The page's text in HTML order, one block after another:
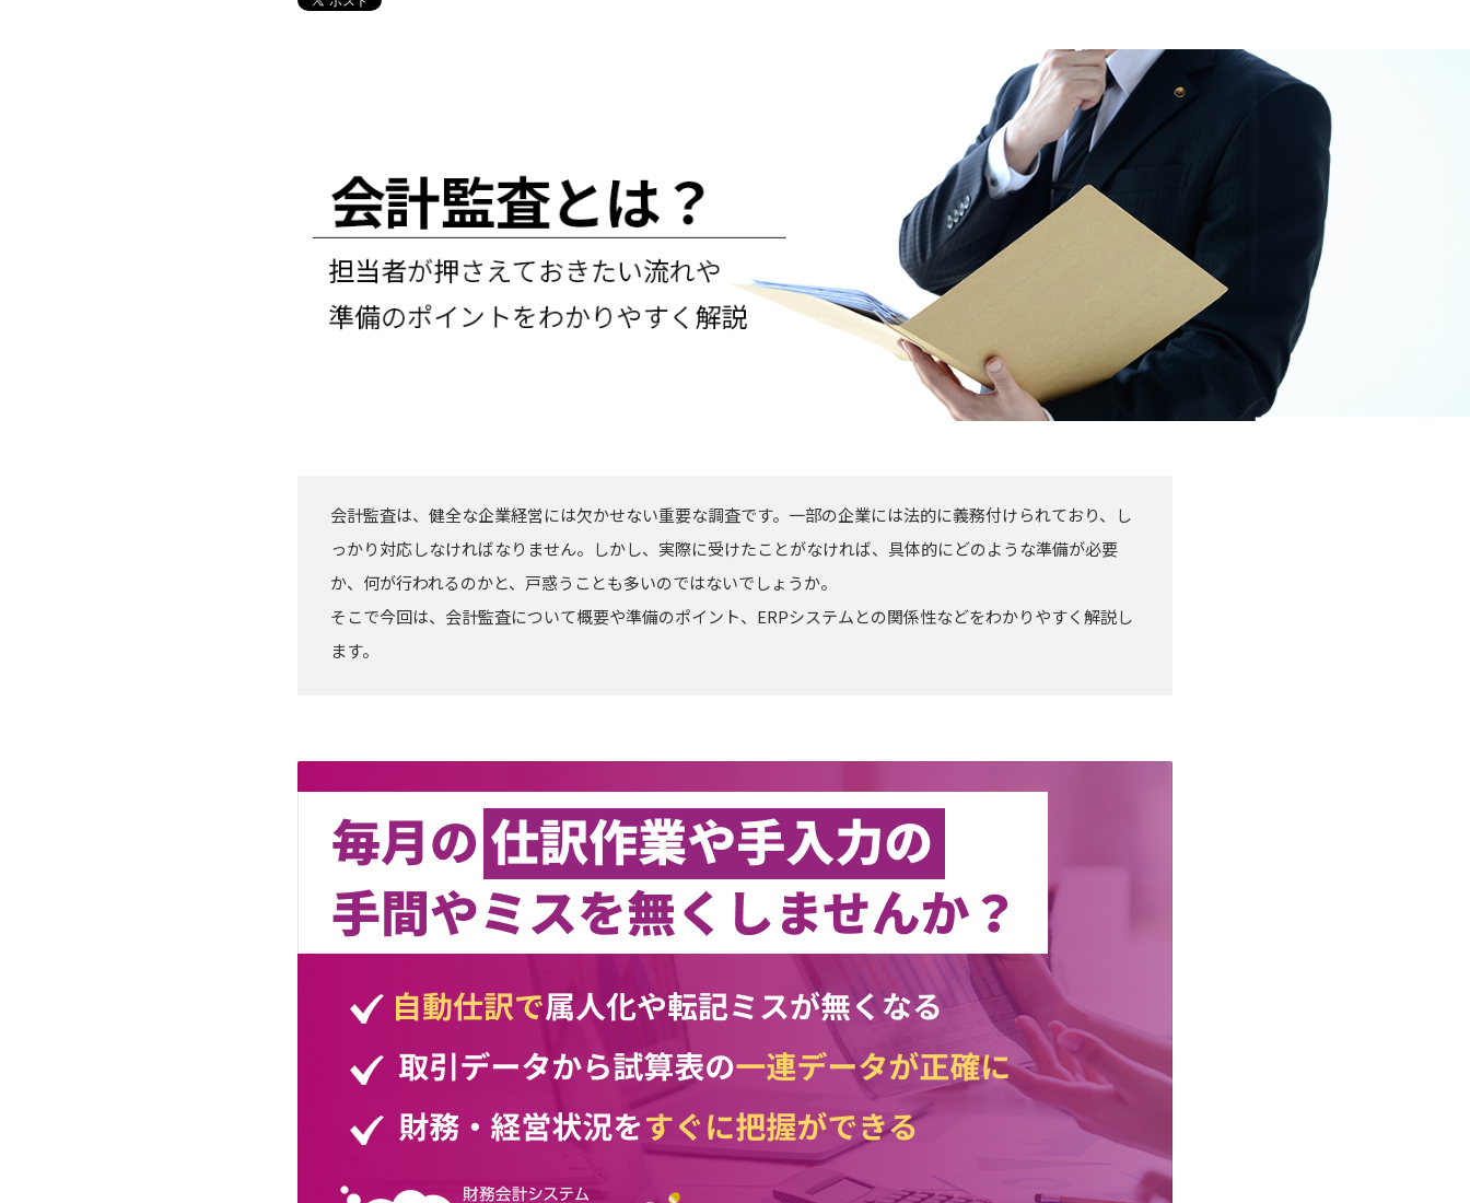
会計監査は、健全な企業経営には欠かせない重要な調査です。一部の企業には法的に義務付けられており、し
っかり対応しなければなりません。しかし、実際に受けたことがなければ、具体的にどのような準備が必要
か、何が行われるのかと、戸惑うことも多いのではないでしょうか。
そこで今回は、会計監査について概要や準備のポイント、ERPシステムとの関係性などをわかりやすく解説し
ます。